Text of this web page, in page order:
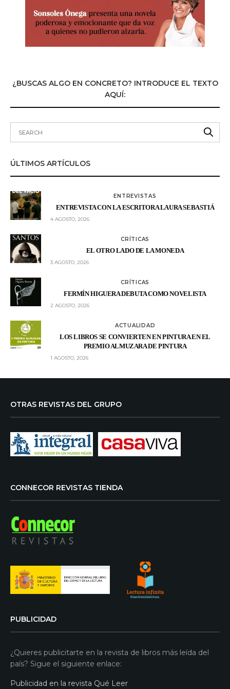
¿BUSCAS ALGO EN CONCRETO? INTRODUCE EL TEXTO
AQUÍ:
ÚLTIMOS ARTÍCULOS
ENTREVISTAS
ENTREVISTA CON LA ESCRITORA LAURA SEBASTIÁ
4 AGOSTO, 2026
CRÍTICAS
EL OTRO LADO DE LA MONEDA
3 AGOSTO, 2026
CRÍTICAS
FERMÍN HIGUERA DEBUTA COMO NOVELISTA
2 AGOSTO, 2026
ACTUALIDAD
LOS LIBROS SE CONVIERTEN EN PINTURA EN EL
PREMIO ALMUZARA DE PINTURA
1 AGOSTO, 2026
OTRAS REVISTAS DEL GRUPO
CONNECOR REVISTAS TIENDA
PUBLICIDAD
¿Quieres publicitarte en la revista de libros más leída del
país? Sigue el siguiente enlace:
Publicidad en la revista Qué Leer